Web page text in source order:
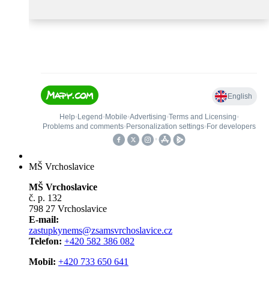
MŠ Vrchoslavice
MŠ Vrchoslavice
č. p. 132
798 27 Vrchoslavice
E-mail:
zastupkynems@zsamsvrchoslavice.cz
Telefon: +420 582 386 082
Mobil: +420 733 650 641